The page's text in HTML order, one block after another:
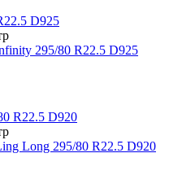
295/80 R22.5 D925
Long 295/80 R22.5 D920